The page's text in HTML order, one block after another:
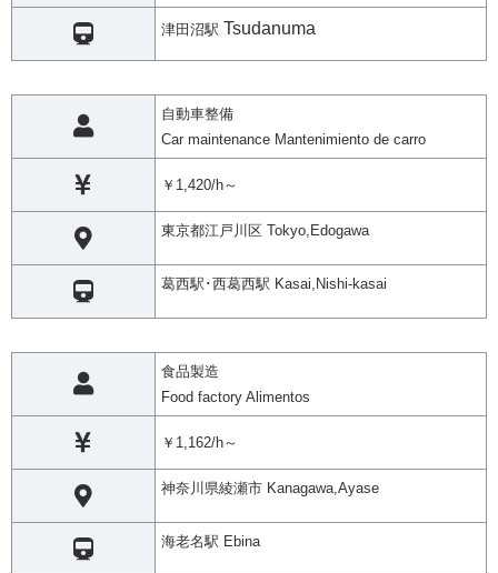
津田沼駅 Tsudanuma
自動車整備
Car maintenance Mantenimiento de carro
￥1,420/h～
東京都江戸川区 Tokyo,Edogawa
葛西駅･西葛西駅 Kasai,Nishi-kasai
食品製造
Food factory Alimentos
￥1,162/h～
神奈川県綾瀬市 Kanagawa,Ayase
海老名駅 Ebina